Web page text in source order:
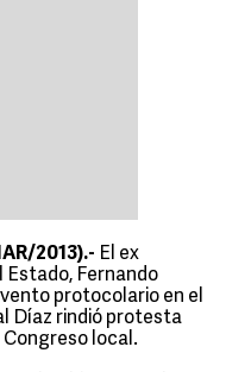
2013).- El ex
Estado, Fernando
protocolario en el
Díaz rindió protesta
local.